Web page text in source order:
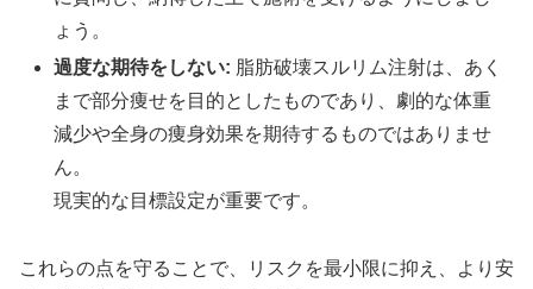
ょう。
過度な期待をしない: 脂肪破壊スルリム注射は、あく
まで部分痩せを目的としたものであり、劇的な体重
減少や全身の痩身効果を期待するものではありませ
ん。
現実的な目標設定が重要です。
これらの点を守ることで、リスクを最小限に抑え、より安